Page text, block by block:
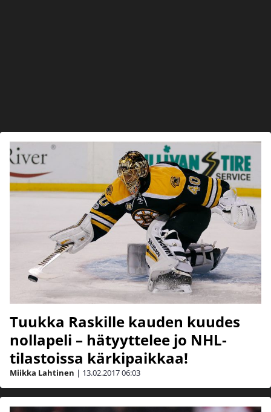
Tuukka Raskille kauden kuudes
nollapeli – hätyyttelee jo NHL-
tilastoissa kärkipaikkaa!
Miikka Lahtinen | 13.02.201706:03